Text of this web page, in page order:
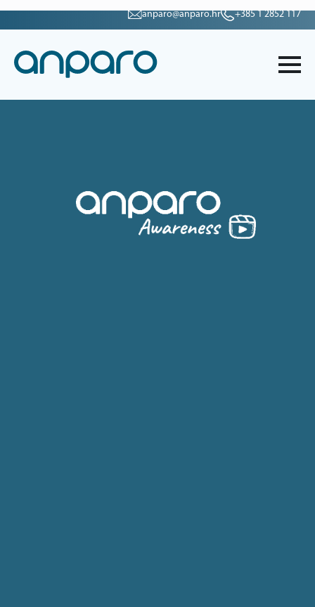
anparo@anparo.hr +385 1 2852 117